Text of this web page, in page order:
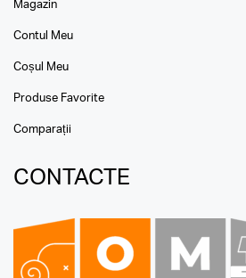
Magazin
Contul Meu
Coșul Meu
Produse Favorite
Comparații
CONTACTE